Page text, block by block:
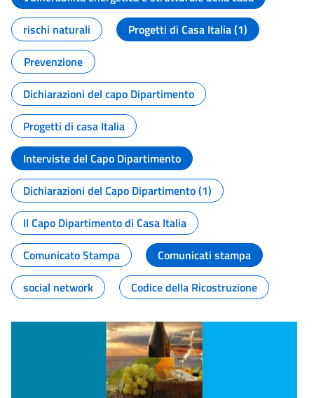
rischi naturali
Progetti di Casa Italia (1)
Prevenzione
Dichiarazioni del capo Dipartimento
Progetti di casa Italia
Interviste del Capo Dipartimento
Dichiarazioni del Capo Dipartimento (1)
Il Capo Dipartimento di Casa Italia
Comunicato Stampa
Comunicati stampa
social network
Codice della Ricostruzione